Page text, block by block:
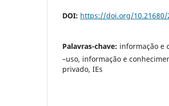
DOI: https://doi.org/10.21680/
Palavras-chave: informação e
–uso, informação e
privado, IEs